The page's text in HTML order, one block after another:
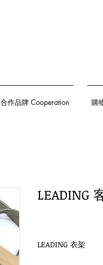
合作品牌 Cooperation 購
LEADING
LEADING 衣架